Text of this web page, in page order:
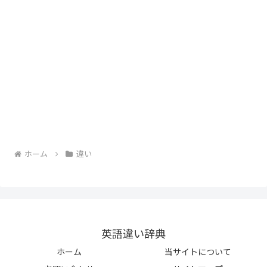
ホーム 違い
英語違い辞典
ホーム
当サイトについて